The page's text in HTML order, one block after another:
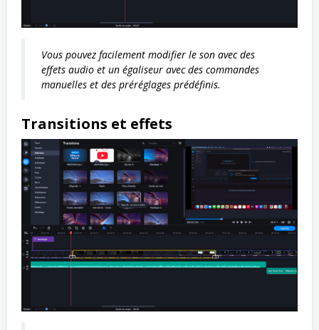
Vous pouvez facilement modifier le son avec des
effets audio et un égaliseur avec des commandes
manuelles et des préréglages prédéfinis.
Transitions et effets